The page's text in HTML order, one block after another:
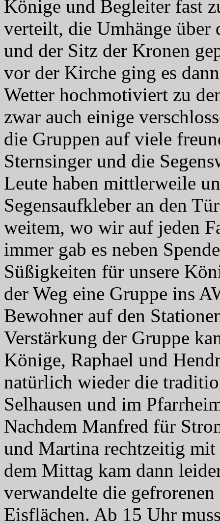
Könige und Begleiter fast
verteilt, die Umhänge über
und der Sitz der Kronen
vor der Kirche ging es
Wetter hochmotiviert zu
zwar auch einige
die Gruppen auf viele
Sternsinger und die
Leute haben mittlerweile
Segensaufkleber an den
weitem, wo wir auf jeden
immer gab es neben
Süßigkeiten für unsere
der Weg eine Gruppe ins
Bewohner auf den
Verstärkung der Gruppe
Könige, Raphael und
natürlich wieder die
Selhausen und im
Nachdem Manfred für
und Martina rechtzeitig
dem Mittag kam dann
verwandelte die
Eisflächen. Ab 15 Uhr